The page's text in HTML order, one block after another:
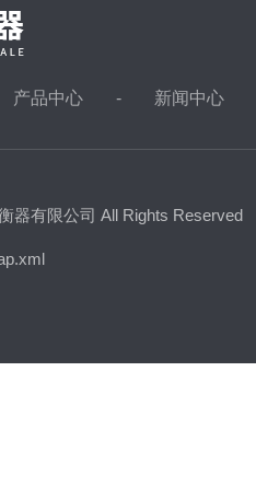
产品中心 新闻中心
器有限公司 All Rights Reserved